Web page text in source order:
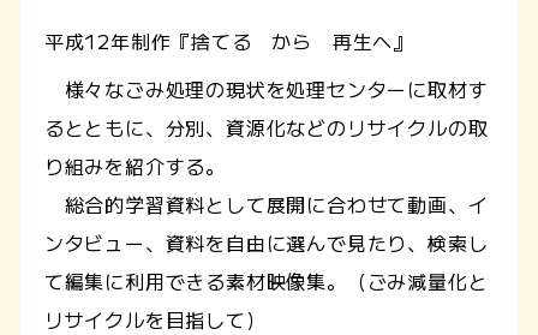
平成12年制作『捨てる から 再生へ』
様々なごみ処理の現状を処理センターに取材す
るとともに、分別、資源化などのリサイクルの取
り組みを紹介する。
総合的学習資料として展開に合わせて動画、イ
ンタビュー、資料を自由に選んで見たり、検索し
て編集に利用できる素材映像集。（ごみ減量化と
リサイクルを目指して）